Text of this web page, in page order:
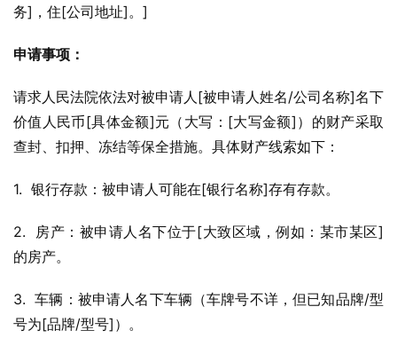
务]，住[公司地址]。]
申请事项：
请求人民法院依法对被申请人[被申请人姓名/公司名称]名下
价值人民币[具体金额]元（大写：[大写金额]）的财产采取
查封、扣押、冻结等保全措施。具体财产线索如下：
1.  银行存款：被申请人可能在[银行名称]存有存款。
2.  房产：被申请人名下位于[大致区域，例如：某市某区]
的房产。
3.  车辆：被申请人名下车辆（车牌号不详，但已知品牌/型
号为[品牌/型号]）。